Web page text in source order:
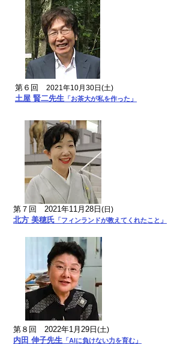
第６回 2021年10月30日(土)
土屋 賢二先生 「お茶大が私を作った」
第７回 2021年11月28日 (日)
​北方 美穂氏 「フィンランドが教えてくれたこと」
第８回 2022年1月29日 (土)
​内田 伸子先生 「AIに負けない力を育む」